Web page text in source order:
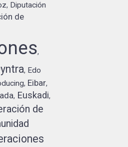
, Diputación
de
,
, Edo
, Eibar,
, Euskadi,
de